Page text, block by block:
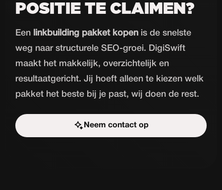
POSITIE TE CLAIMEN?
Een linkbuilding pakket kopen is de snelste
weg naar structurele SEO-groei. DigiSwift
maakt het makkelijk, overzichtelijk en
resultaatgericht. Jij hoeft alleen te kiezen welk
pakket het beste bij je past, wij doen de rest.
Neem contact op
Start de uitdaging